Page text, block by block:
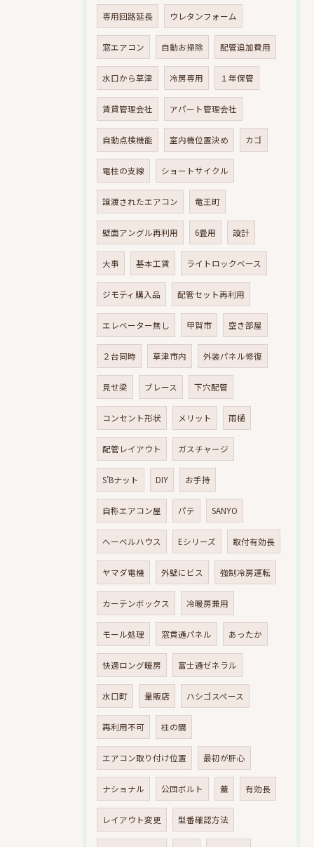
専用回路延長 ウレタンフォーム
窓エアコン 自動お掃除 配管追加費用
水口から草津 冷房専用 １年保管
賃貸管理会社 アパート管理会社
自動点検機能 室内機位置決め カゴ
電柱の支線 ショートサイクル
譲渡されたエアコン 竜王町
壁面アングル再利用 6畳用 設計
大事 基本工賃 ライトロックベース
ジモティ購入品 配管セット再利用
エレベーター無し 甲賀市 空き部屋
２台同時 草津市内 外装パネル修復
見せ梁 ブレース 下穴配管
コンセント形状 メリット 雨樋
配管レイアウト ガスチャージ
S’Bナット DIY お手持
自称エアコン屋 パテ SANYO
へーベルハウス Eシリーズ 取付有効長
ヤマダ電機 外壁にビス 強制冷房運転
カーテンボックス 冷暖房兼用
モール処理 窓貫通パネル あったか
快適ロング暖房 富士通ゼネラル
水口町 量販店 ハシゴスペース
再利用不可 柱の間
エアコン取り付け位置 最初が肝心
ナショナル 公団ボルト 蓋 有効長
レイアウト変更 型番確認方法